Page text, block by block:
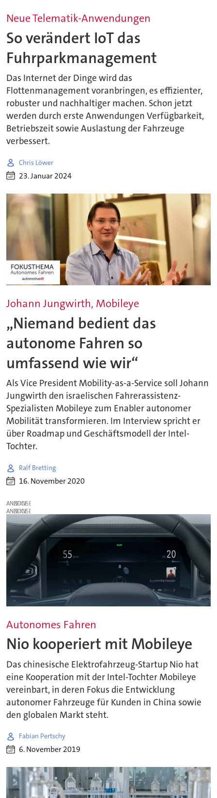
Neue Telematik-Anwendungen
So verändert IoT das
Fuhrparkmanagement
Das Internet der Dinge wird das
Flottenmanagement voranbringen, es effizienter,
robuster und nachhaltiger machen. Schon jetzt
werden durch erste Anwendungen Verfügbarkeit,
Betriebszeit sowie Auslastung der Fahrzeuge
verbessert.
Chris Löwer
23. Januar 2024
Johann Jungwirth, Mobileye
„Niemand bedient das
autonome Fahren so
umfassend wie wir“
Als Vice President Mobility-as-a-Service soll Johann
Jungwirth den israelischen Fahrerassistenz-
Spezialisten Mobileye zum Enabler autonomer
Mobilität transformieren. Im Interview spricht er
über Roadmap und Geschäftsmodell der Intel-
Tochter.
Ralf Bretting
16. November 2020
ANZEIGE
ANZEIGE
Autonomes Fahren
Nio kooperiert mit Mobileye
Das chinesische Elektrofahrzeug-Startup Nio hat
eine Kooperation mit der Intel-Tochter Mobileye
vereinbart, in deren Fokus die Entwicklung
autonomer Fahrzeuge für Kunden in China sowie
den globalen Markt steht.
Fabian Pertschy
6. November 2019